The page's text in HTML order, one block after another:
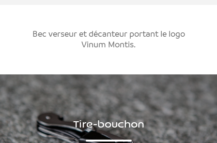
Bec verseur et décanteur portant le logo
Vinum Montis.
Tire-bouchon